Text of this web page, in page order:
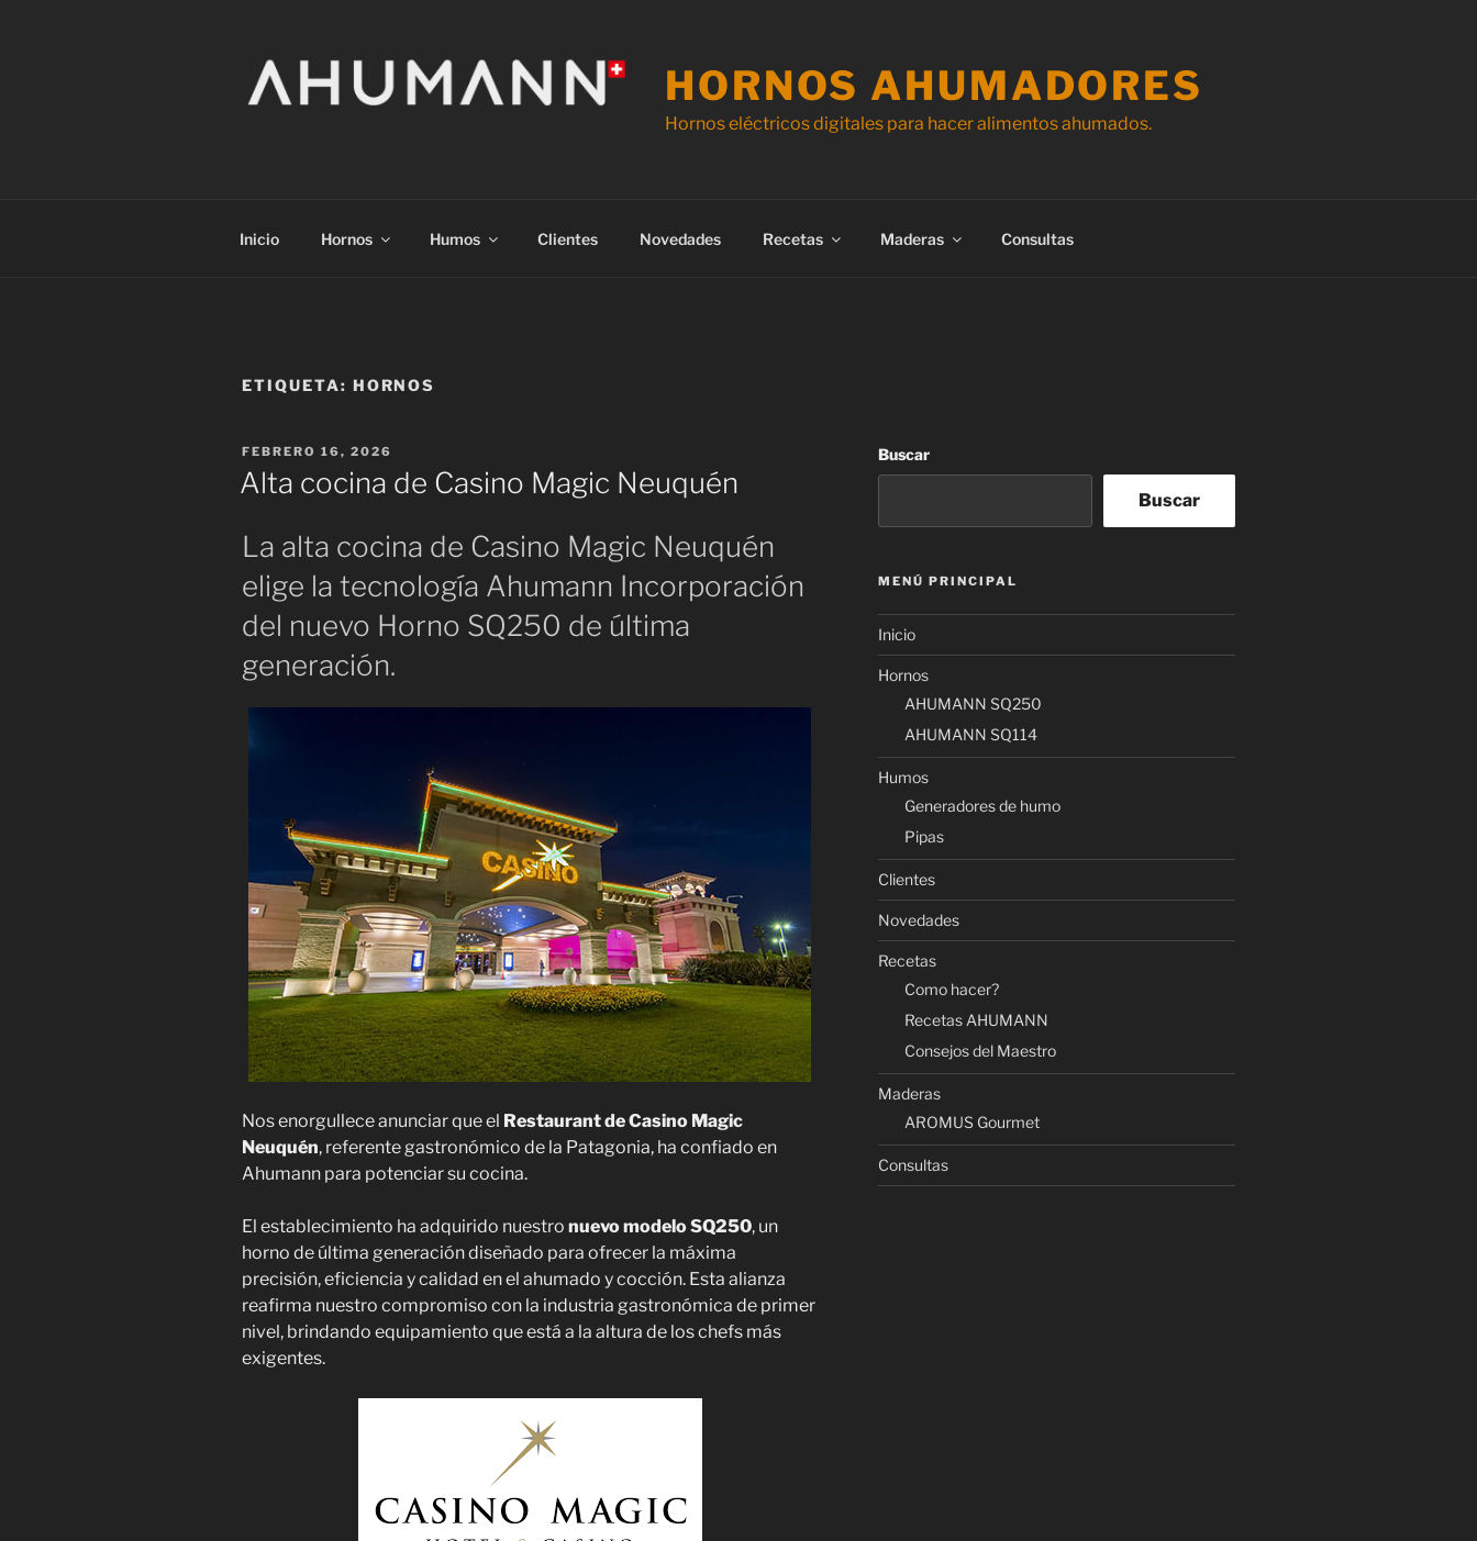
HORNOS AHUMADORES
Hornos eléctricos digitales para hacer alimentos ahumados.
Inicio Hornos Humos Clientes Novedades Recetas Maderas Consultas
ETIQUETA: HORNOS
PUBLICADO
EL
FEBRERO 16, 2026
Alta cocina de Casino Magic Neuquén
La alta cocina de Casino Magic Neuquén
elige la tecnología Ahumann Incorporación
del nuevo Horno SQ250 de última
generación.
Nos enorgullece anunciar que el Restaurant de Casino Magic
Neuquén, referente gastronómico de la Patagonia, ha confiado en
Ahumann para potenciar su cocina.
El establecimiento ha adquirido nuestro nuevo modelo SQ250, un
horno de última generación diseñado para ofrecer la máxima
precisión, eficiencia y calidad en el ahumado y cocción. Esta alianza
reafirma nuestro compromiso con la industria gastronómica de primer
nivel, brindando equipamiento que está a la altura de los chefs más
exigentes.
Buscar
Buscar
MENÚ PRINCIPAL
Inicio
Hornos
AHUMANN SQ250
AHUMANN SQ114
Humos
Generadores de humo
Pipas
Clientes
Novedades
Recetas
Como hacer?
Recetas AHUMANN
Consejos del Maestro
Maderas
AROMUS Gourmet
Consultas